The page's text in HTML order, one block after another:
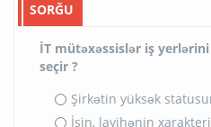
SORĞU
İT mütəxəssislər iş yerlərini
seçir ?
Şirkətin yüksək
İşin, layihənin